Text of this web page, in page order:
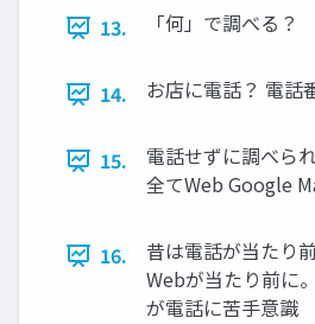
13. 「何」で調べる？
14. お店に電話？ 電話
15.
電話せずに調べら
全てWeb Google
16.
昔は電話が当たり
Webが当たり前に
が電話に苦手意識